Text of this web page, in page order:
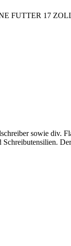
FUTTER 17
sowie div.